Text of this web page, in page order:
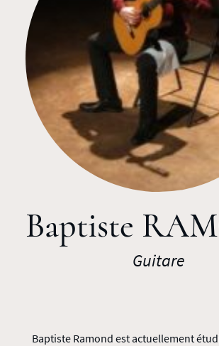
Baptiste
Guitare
Baptiste Ramond est actuellement